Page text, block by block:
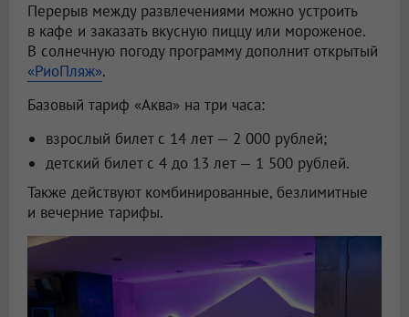
Перерыв между развлечениями можно устроить
в кафе и заказать вкусную пиццу или мороженое.
В солнечную погоду программу дополнит открытый
«РиоПляж».
Базовый тариф «Аква» на три часа:
взрослый билет с 14 лет — 2 000 рублей;
детский билет с 4 до 13 лет — 1 500 рублей.
Также действуют комбинированные, безлимитные
и вечерние тарифы.